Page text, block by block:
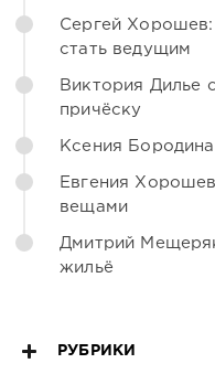
Сергей
стать ведущим
Виктория Дилье
причёску
Ксения
Евгения
вещами
Дмитрий
жильё
РУБРИКИ